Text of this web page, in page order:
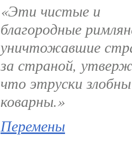
«Эти чистые и
благородные
уничтожавшие
за страной,
что этруски
коварны.»
Перемены